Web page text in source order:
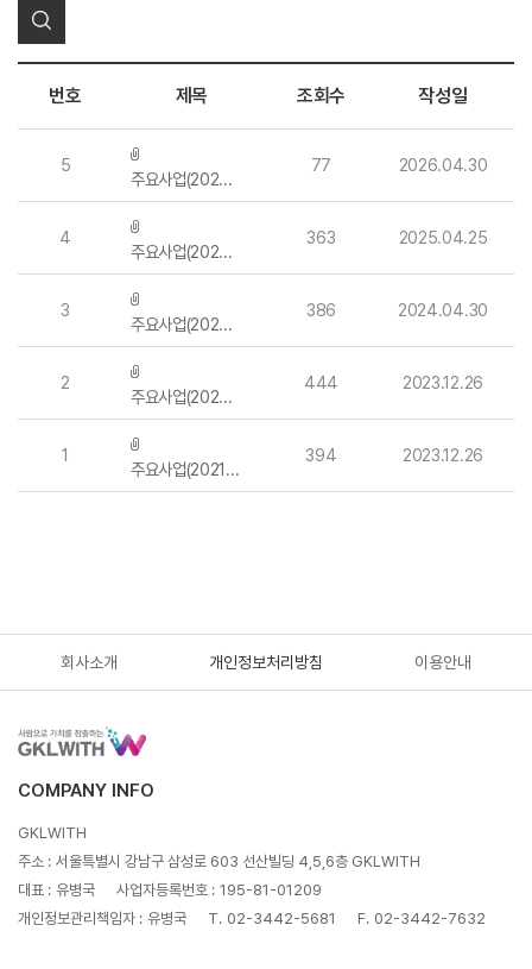
번호 제목 조회수 작성일
5
주요사업(2025년)
77 2026.04.30
4
주요사업(2024년)
363 2025.04.25
3
주요사업(2023년)
386 2024.04.30
2
주요사업(2022년)
444 2023.12.26
1
주요사업(2021년)
394 2023.12.26
회사소개 개인정보처리방침 이용안내
COMPANY INFO
GKLWITH
주소 : 서울특별시 강남구 삼성로 603 선산빌딩 4,5,6층 GKLWITH
대표 : 유병국 사업자등록번호 : 195-81-01209
개인정보관리책임자 : 유병국 T. 02-3442-5681 F. 02-3442-7632